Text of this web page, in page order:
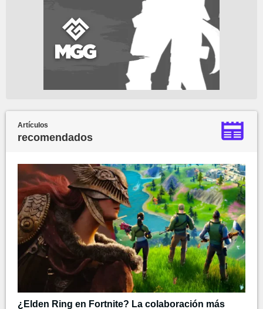
Artículos
recomendados
¿Elden Ring en Fortnite? La colaboración más